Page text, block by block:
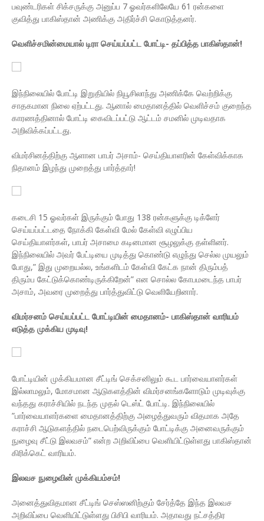
பவுண்டரிகள் சிக்சருக்கு அனுப்ப 7 ஓவர்களிலேயே 61 ரன்களை
குவித்து பாகிஸ்தான் அணிக்கு அதிர்ச்சி கொடுத்தனர்.
வெளிச்சமின்மையால் டிரா செய்யப்பட்ட போட்டி- தப்பித்த பாகிஸ்தான்!
இந்நிலையில் போட்டி இறுதியில் நியூசிலாந்து அணிக்கே வெற்றிக்கு
சாதகமான நிலை ஏற்பட்டது. ஆனால் மைதானத்தில் வெளிச்சம் குறைந்த
காரணத்தினால் போட்டி கைவிடப்பட்டு ஆட்டம் சமனில் முடிவதாக
அறிவிக்கப்பட்டது.
விமர்சினத்திற்கு ஆளான பாபர் அசாம்- செய்தியாளரின் கேள்விக்காக
நிதானம் இழந்து முறைத்து பார்த்தார்!
கடைசி 15 ஓவர்கள் இருக்கும் போது 138 ரன்களுக்கு டிக்ளேர்
செய்யப்பட்டதை நோக்கி கேள்வி மேல் கேள்வி எழுப்பிய
செய்தியாளர்கள், பாபர் அசாமை கடினமான சூழலுக்கு தள்ளினர்.
இந்நிலையில் அவர் பேட்டியை முடித்து கொண்டு எழுந்து செல்ல முயலும்
போது,” இது முறையல்ல, உங்களிடம் கேள்வி கேட்க நான் திரும்பத்
திரும்ப கேட்டுக்கொண்டிருக்கிறேன்” என சொல்ல கோபமடைந்த பாபர்
அசாம், அவரை முறைத்து பார்த்துவிட்டு வெளியேறினார்.
விமர்சனம் செய்யப்பட்ட போட்டியின் மைதானம்- பாகிஸ்தான் வாரியம்
எடுத்த முக்கிய முடிவு!
போட்டியின் முக்கியமான சீட்டிங் செக்சனிலும் கூட பார்வையாளர்கள்
இல்லாமலும், மோசமான ஆடுகளத்தின் விமர்சனங்களோடும் முடிவுக்கு
வந்தது கராச்சியில் நடந்த முதல் டெஸ்ட் போட்டி. இந்நிலையில்
”பார்வையாளர்களை மைதானத்திற்கு அழைத்துவரும் விதமாக அதே
கராச்சி ஆடுகளத்தில் நடைபெற்விருக்கும் போட்டிக்கு அனைவருக்கும்
நுழைவு சீட்டு இலவசம்” என்ற அறிவிப்பை வெளியிட்டுள்ளது பாகிஸ்தான்
கிரிக்கெட் வாரியம்.
இலவச நுழைவின் முக்கியம்சம்!
அனைத்துவிதமான சீட்டிங் செஸ்ஸனிற்கும் சேர்த்தே இந்த இலவச
அறிவிப்பை வெளியிட்டுள்ளது பிசிபி வாரியம். அதாவது நட்சத்திர